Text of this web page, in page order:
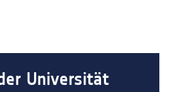
Universität